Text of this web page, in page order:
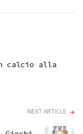
calcio alla
NEXT ARTICLE